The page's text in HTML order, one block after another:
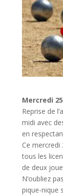
Mercredi
Reprise de
midi avec
en
Ce mercredi
tous les
de deux
N’oubliez
pique-nique